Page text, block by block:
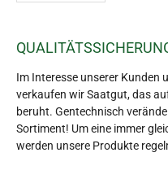
Im Interesse unserer Kunden
verkaufen wir Saatgut, das
beruht. Gentechnisch
Sortiment! Um eine immer
werden unsere Produkte